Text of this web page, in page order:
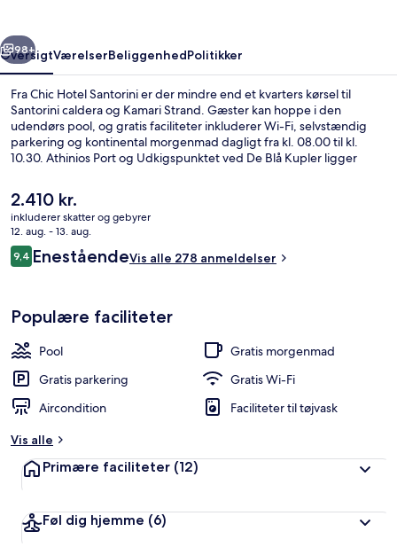
Næste
98+
OversigtVærelserBeliggenhedPolitikker
Fra Chic Hotel Santorini er der mindre end et kvarters kørsel til
Santorini caldera og Kamari Strand. Gæster kan hoppe i den
udendørs pool, og gratis faciliteter inkluderer Wi-Fi, selvstændig
parkering og kontinental morgenmad dagligt fra kl. 08.00 til kl.
10.30. Athinios Port og Udkigspunktet ved De Blå Kupler ligger
hjælpsomme personale.
Den
nuværende
pris
er
2.410 kr.
2.410 kr.
inkluderer skatter og gebyrer
12. aug. - 13. aug.
Anmeldelser
9,49,4 ud af 10.
EneståendeVis alle 278 anmeldelser
Populære faciliteter
Pool
Gratis morgenmad
Gratis parkering
Gratis Wi-Fi
Aircondition
Faciliteter til tøjvask
Vis alle
Primære faciliteter (12)
Føl dig hjemme (6)